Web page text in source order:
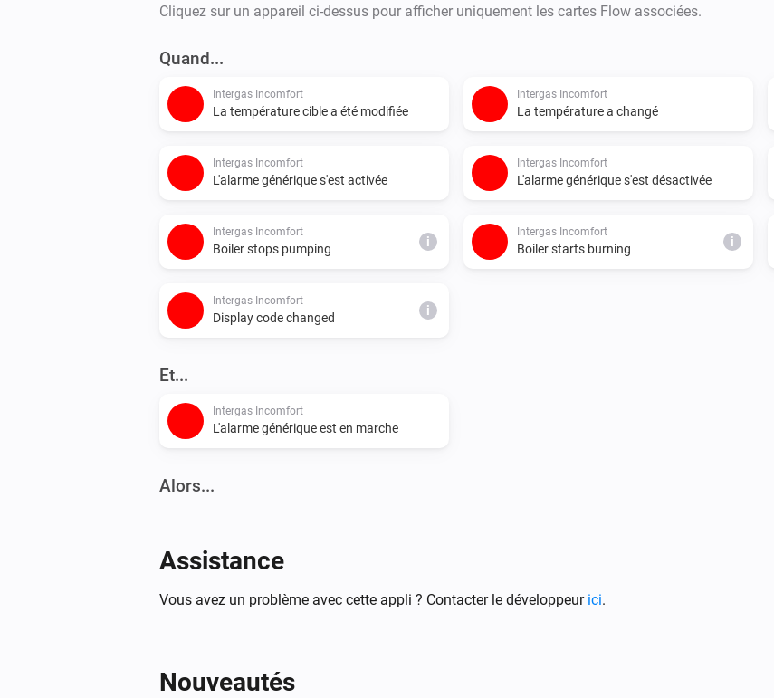
Cliquez sur un appareil ci-dessus pour afficher uniquement les cartes Flow associées.
Quand...
Intergas Incomfort
La température cible a été modifiée
Intergas Incomfort
La température a changé
Intergas Incomfort
L'alarme générique s'est activée
Intergas Incomfort
L'alarme générique s'est désactivée
Intergas Incomfort
Boiler stops pumping i
Intergas Incomfort
Boiler starts burning i
Intergas Incomfort
Display code changed i
Et...
Intergas Incomfort
L'alarme générique est en marche
Alors...
Assistance
Vous avez un problème avec cette appli ? Contacter le développeur ici.
Nouveautés